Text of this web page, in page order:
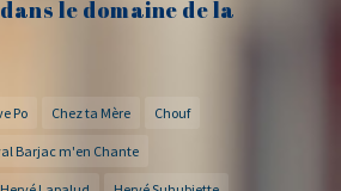
le domaine de la
Po Chez ta Mère Chouf
Barjac m'en Chante